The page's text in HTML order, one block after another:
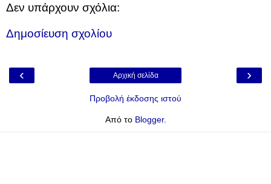
Δεν υπάρχουν σχόλια:
Δημοσίευση σχολίου
‹ ›
Αρχική σελίδα
Προβολή έκδοσης ιστού
Από το Blogger.